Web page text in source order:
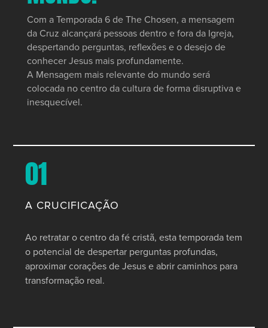
Com a Temporada 6 de The Chosen, a mensagem
da Cruz alcançará pessoas dentro e fora da Igreja,
despertando perguntas, reflexões e o desejo de
conhecer Jesus mais profundamente.
A Mensagem mais relevante do mundo será
colocada no centro da cultura de forma disruptiva e
inesquecível.
01
A CRUCIFICAÇÃO
Ao retratar o centro da fé cristã, esta temporada tem
o potencial de despertar perguntas profundas,
aproximar corações de Jesus e abrir caminhos para
transformação real.